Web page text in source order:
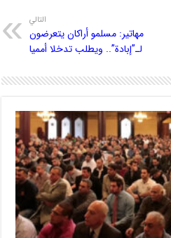
التالي
مهاتير: مسلمو أراكان يتعرضون
لـ”إبادة”.. ويطلب تدخلا أمميا